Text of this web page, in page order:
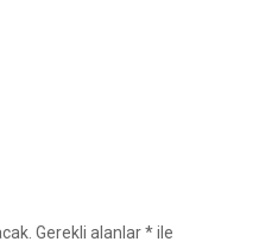
Gerekli alanlar*ile